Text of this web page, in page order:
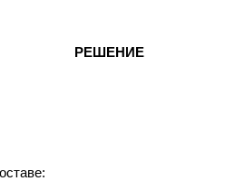
РЕШЕНИЕ